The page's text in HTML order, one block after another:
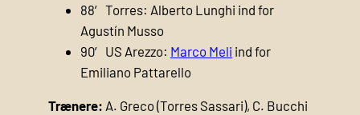
88′ Torres: Alberto Lunghi ind for
Agustín Musso
90′ US Arezzo: Marco Meli ind for
Emiliano Pattarello
Trænere: A. Greco (Torres Sassari), C. Bucchi